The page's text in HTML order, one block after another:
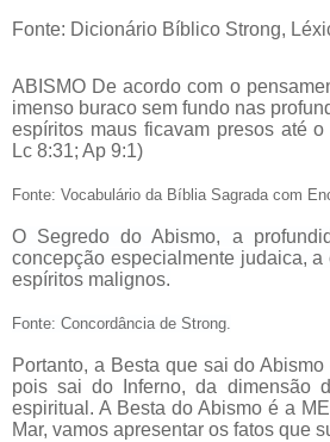
Fonte: Dicionário Bíblico Strong,
ABISMO De acordo com o
imenso buraco sem fundo nas
espíritos maus ficavam presos até
Lc 8:31; Ap 9:1)
Fonte: Vocabulário da Bíblia Sagrada com
O Segredo do Abismo, a
concepção especialmente judaica,
espíritos malignos.
Fonte: Concordância de Strong.
Portanto, a Besta que sai do
pois sai do Inferno, da dimensão
espiritual. A Besta do Abismo é a
Mar, vamos apresentar os fatos que